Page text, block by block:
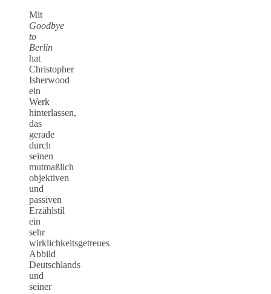
Mit
Goodbye
to
Berlin
hat
Christopher
Isherwood
ein
Werk
hinterlassen,
das
gerade
durch
seinen
mutmaßlich
objektiven
und
passiven
Erzählstil
ein
sehr
wirklichkeitsgetreues
Abbild
Deutschlands
und
seiner